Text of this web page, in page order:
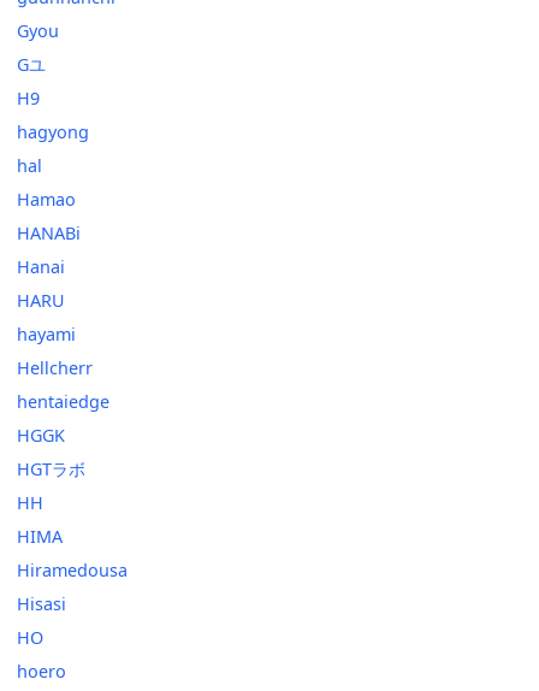
Gyou
Gユ
H9
hagyong
hal
Hamao
HANABi
Hanai
HARU
hayami
Hellcherr
hentaiedge
HGGK
HGTラボ
HH
HIMA
Hiramedousa
Hisasi
HO
hoero